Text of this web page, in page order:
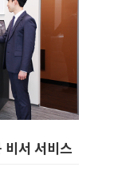
비서 서비스